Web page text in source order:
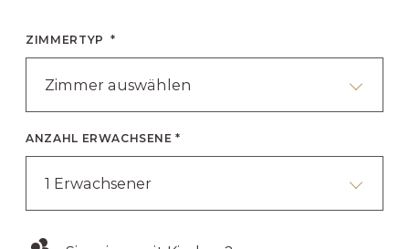
ZIMMERTYP *
Zimmer auswählen
ANZAHL ERWACHSENE *
1 Erwachsener